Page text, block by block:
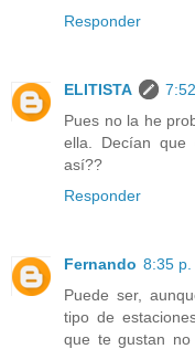
Responder
ELITISTA
Pues no la he
ella. Decían que
así??
Responder
Fernando 8:35 p.
Puede ser,
tipo de
que te gustan no